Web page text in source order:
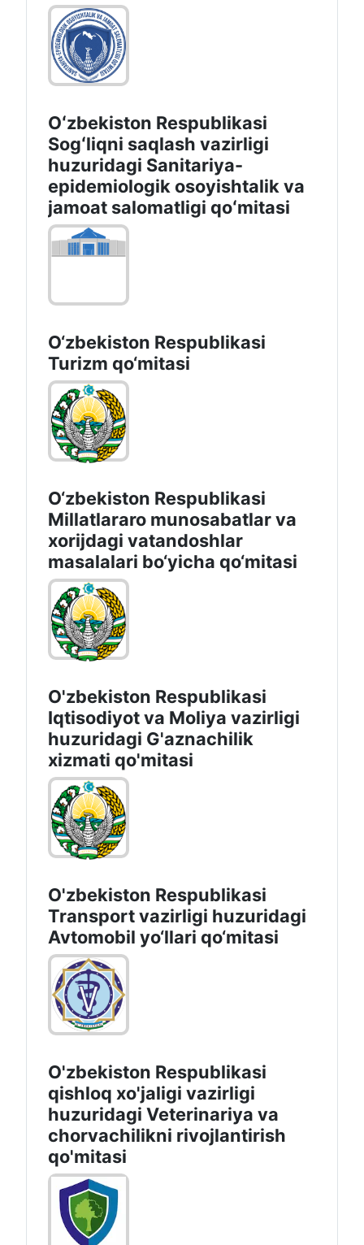
Oʻzbekiston Respublikasi
Sogʻliqni saqlash vazirligi
huzuridagi Sanitariya-
epidemiologik osoyishtalik va
jamoat salomatligi qoʻmitasi
O‘zbekiston Respublikasi
Turizm qo‘mitasi
O‘zbekiston Respublikasi
Millatlararo munosabatlar va
xorijdagi vatandoshlar
masalalari bo‘yicha qo‘mitasi
O'zbekiston Respublikasi
Iqtisodiyot vа Moliya vazirligi
huzuridagi G'aznachilik
xizmati qo'mitasi
O'zbekiston Respublikasi
Transport vazirligi huzuridagi
Avtomobil yo‘llari qo‘mitasi
O'zbekiston Respublikasi
qishloq xo'jaligi vazirligi
huzuridagi Veterinariya va
chorvachilikni rivojlantirish
qo'mitasi